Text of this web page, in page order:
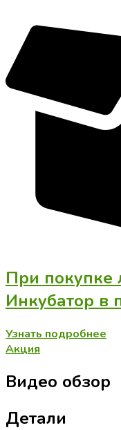
При
Инкубатор в
Узнать подробнее
Акция
Видео обзор
Детали